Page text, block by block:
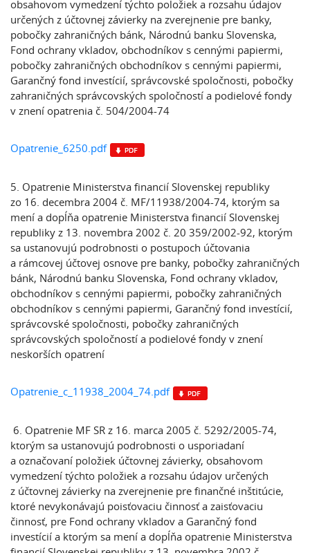
obsahovom vymedzení týchto položiek a rozsahu údajov
určených z účtovnej závierky na zverejnenie pre banky,
pobočky zahraničných bánk, Národnú banku Slovenska,
Fond ochrany vkladov, obchodníkov s cennými papiermi,
pobočky zahraničných obchodníkov s cennými papiermi,
Garančný fond investícií, správcovské spoločnosti, pobočky
zahraničných správcovských spoločností a podielové fondy
v znení opatrenia č. 504/2004-74
Opatrenie_6250.pdf
5. Opatrenie Ministerstva financií Slovenskej republiky
zo 16. decembra 2004 č. MF/11938/2004-74, ktorým sa
mení a dopĺňa opatrenie Ministerstva financií Slovenskej
republiky z 13. novembra 2002 č. 20 359/2002-92, ktorým
sa ustanovujú podrobnosti o postupoch účtovania
a rámcovej účtovej osnove pre banky, pobočky zahraničných
bánk, Národnú banku Slovenska, Fond ochrany vkladov,
obchodníkov s cennými papiermi, pobočky zahraničných
obchodníkov s cennými papiermi, Garančný fond investícií,
správcovské spoločnosti, pobočky zahraničných
správcovských spoločností a podielové fondy v znení
neskorších opatrení
Opatrenie_c_11938_2004_74.pdf
6. Opatrenie MF SR z 16. marca 2005 č. 5292/2005-74,
ktorým sa ustanovujú podrobnosti o usporiadaní
a označovaní položiek účtovnej závierky, obsahovom
vymedzení týchto položiek a rozsahu údajov určených
z účtovnej závierky na zverejnenie pre finančné inštitúcie,
ktoré nevykonávajú poisťovaciu činnosť a zaisťovaciu
činnosť, pre Fond ochrany vkladov a Garančný fond
investícií a ktorým sa mení a dopĺňa opatrenie Ministerstva